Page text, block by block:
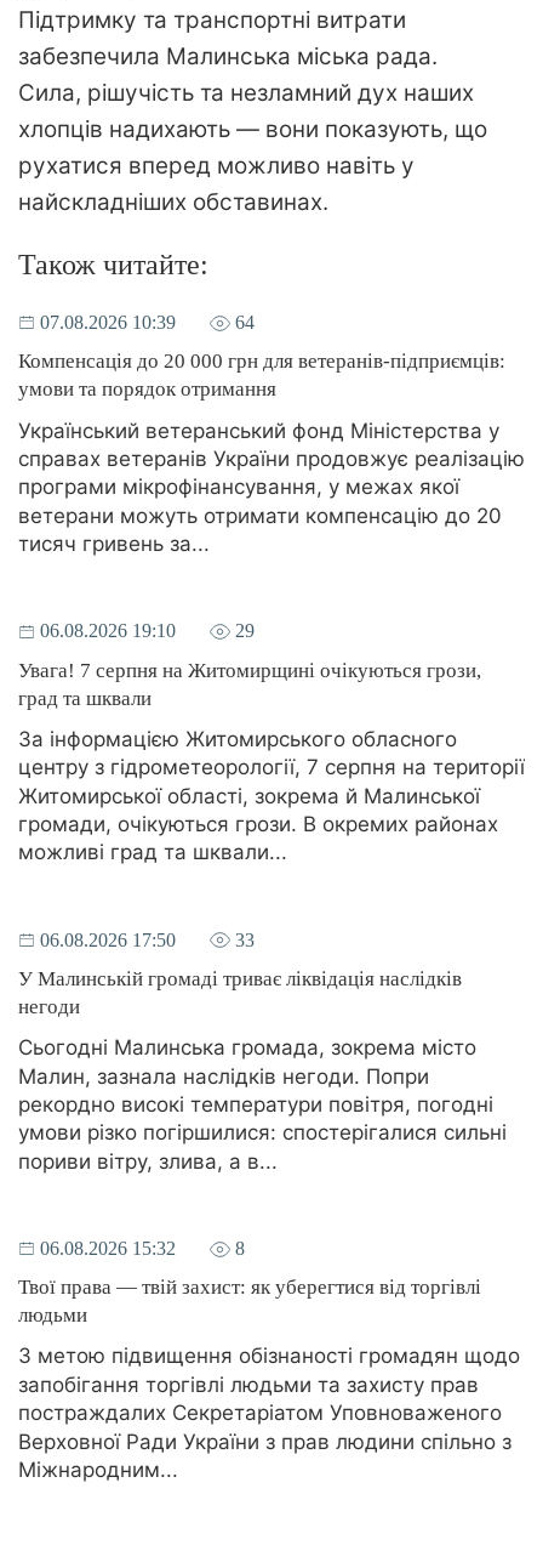
Підтримку та транспортні витрати
забезпечила Малинська міська рада.
Сила, рішучість та незламний дух наших
хлопців надихають — вони показують, що
рухатися вперед можливо навіть у
найскладніших обставинах.
Також читайте:
07.08.2026 10:39 64
Компенсація до 20 000 грн для ветеранів-підприємців:
умови та порядок отримання
Український ветеранський фонд Міністерства у
справах ветеранів України продовжує реалізацію
програми мікрофінансування, у межах якої
ветерани можуть отримати компенсацію до 20
тисяч гривень за...
06.08.2026 19:10 29
Увага! 7 серпня на Житомирщині очікуються грози,
град та шквали
За інформацією Житомирського обласного
центру з гідрометеорології, 7 серпня на території
Житомирської області, зокрема й Малинської
громади, очікуються грози. В окремих районах
можливі град та шквали...
06.08.2026 17:50 33
У Малинській громаді триває ліквідація наслідків
негоди
Сьогодні Малинська громада, зокрема місто
Малин, зазнала наслідків негоди. Попри
рекордно високі температури повітря, погодні
умови різко погіршилися: спостерігалися сильні
пориви вітру, злива, а в...
06.08.2026 15:32 8
Твої права — твій захист: як уберегтися від торгівлі
людьми
З метою підвищення обізнаності громадян щодо
запобігання торгівлі людьми та захисту прав
постраждалих Секретаріатом Уповноваженого
Верховної Ради України з прав людини спільно з
Міжнародним...